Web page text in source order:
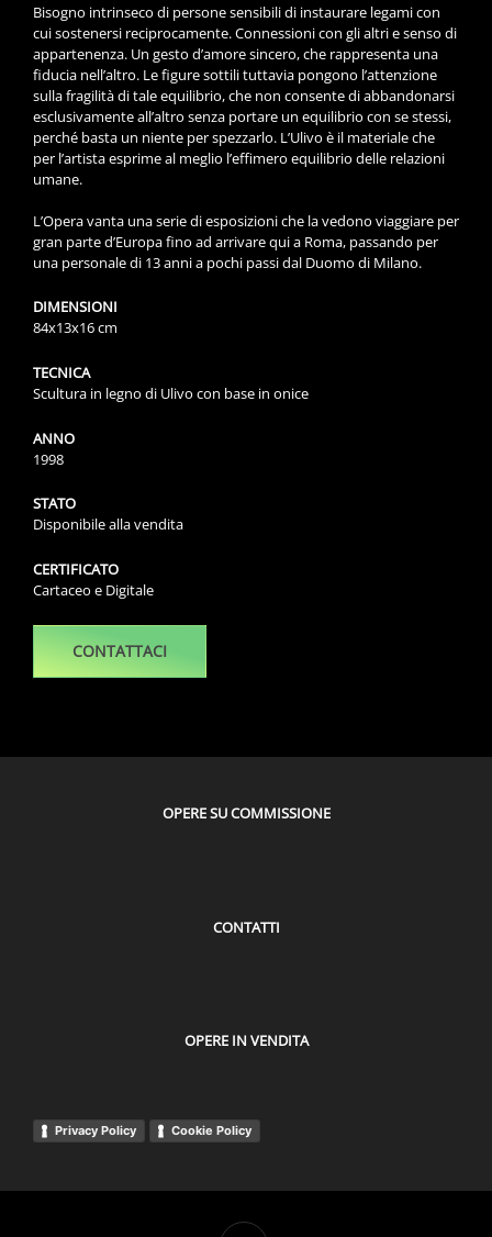
Bisogno intrinseco di persone sensibili di instaurare legami con
cui sostenersi reciprocamente. Connessioni con gli altri e senso di
appartenenza. Un gesto d’amore sincero, che rappresenta una
fiducia nell’altro. Le figure sottili tuttavia pongono l’attenzione
sulla fragilità di tale equilibrio, che non consente di abbandonarsi
esclusivamente all’altro senza portare un equilibrio con se stessi,
perché basta un niente per spezzarlo. L’Ulivo è il materiale che
per l’artista esprime al meglio l’effimero equilibrio delle relazioni
umane.
L’Opera vanta una serie di esposizioni che la vedono viaggiare per
gran parte d’Europa fino ad arrivare qui a Roma, passando per
una personale di 13 anni a pochi passi dal Duomo di Milano.
DIMENSIONI
84x13x16 cm
TECNICA
Scultura in legno di Ulivo con base in onice
ANNO
1998
STATO
Disponibile alla vendita
CERTIFICATO
Cartaceo e Digitale
CONTATTACI
OPERE SU COMMISSIONE
CONTATTI
OPERE IN VENDITA
Privacy Policy Cookie Policy